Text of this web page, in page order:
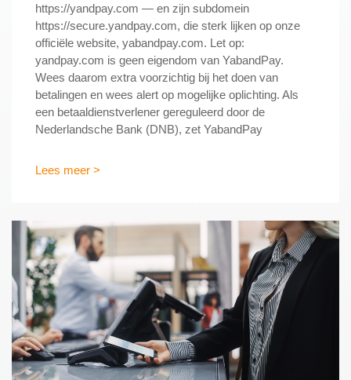
https://yandpay.com — en zijn subdomein
https://secure.yandpay.com, die sterk lijken op onze
officiële website, yabandpay.com. Let op:
yandpay.com is geen eigendom van YabandPay.
Wees daarom extra voorzichtig bij het doen van
betalingen en wees alert op mogelijke oplichting. Als
een betaaldienstverlener gereguleerd door de
Nederlandsche Bank (DNB), zet YabandPay
Lees meer >